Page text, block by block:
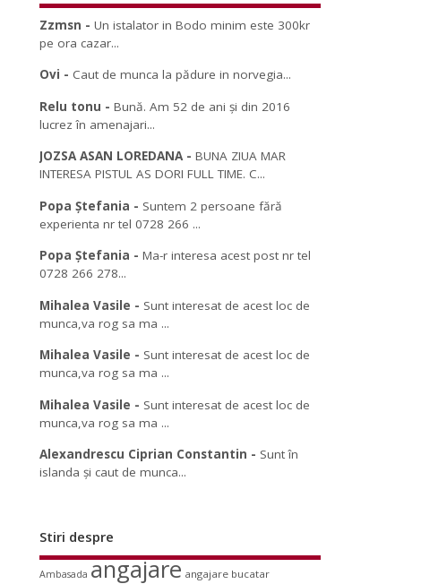
Zzmsn -Un istalator in Bodo minim este 300kr
pe ora cazar...
Ovi - Caut de munca la pădure in norvegia...
Relu tonu -Bună. Am 52 de ani și din 2016
lucrez în amenajari...
JOZSA ASAN LOREDANA-BUNA ZIUA MAR
INTERESA PISTUL AS DORI FULL TIME. C...
Popa Ștefania - Suntem 2 persoane fără
experienta nr tel 0728 266 ...
Popa Ștefania -Ma-r interesa acest post nr tel
0728 266 278...
Mihalea Vasile - Sunt interesat de acest loc de
munca,va rog sa ma ...
Mihalea Vasile - Sunt interesat de acest loc de
munca,va rog sa ma ...
Mihalea Vasile - Sunt interesat de acest loc de
munca,va rog sa ma ...
Alexandrescu Ciprian Constantin - Sunt în
islanda și caut de munca...
Stiri despre
Ambasada angajare angajare bucatar